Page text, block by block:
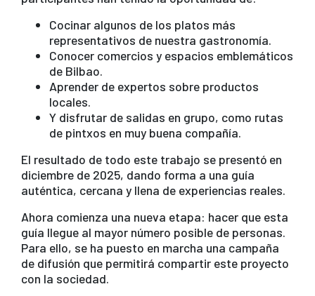
Cocinar algunos de los platos más
representativos de nuestra gastronomía.
Conocer comercios y espacios emblemáticos
de Bilbao.
Aprender de expertos sobre productos
locales.
Y disfrutar de salidas en grupo, como rutas
de pintxos en muy buena compañía.
El resultado de todo este trabajo se presentó en
diciembre de 2025, dando forma a una guía
auténtica, cercana y llena de experiencias reales.
Ahora comienza una nueva etapa: hacer que esta
guía llegue al mayor número posible de personas.
Para ello, se ha puesto en marcha una campaña
de difusión que permitirá compartir este proyecto
con la sociedad.